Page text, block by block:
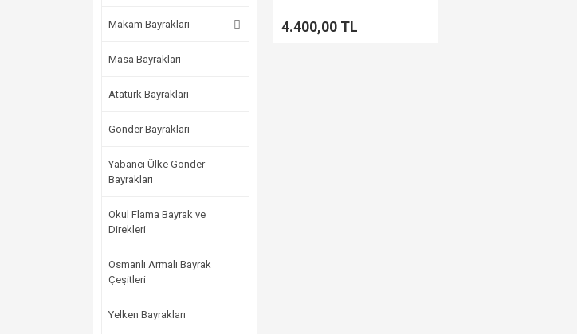
Makam Bayrakları
Masa Bayrakları
Atatürk Bayrakları
Gönder Bayrakları
Yabancı Ülke Gönder
Bayrakları
Okul Flama Bayrak ve
Direkleri
Osmanlı Armalı Bayrak
Çeşitleri
Yelken Bayrakları
4.400,00 TL